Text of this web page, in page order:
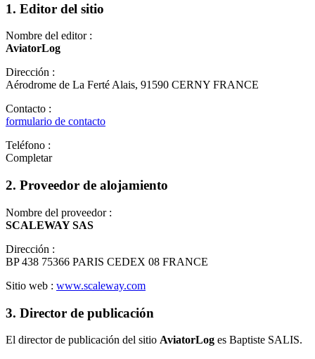
1. Editor del sitio
Nombre del editor :
AviatorLog
Dirección :
Aérodrome de La Ferté Alais, 91590 CERNY FRANCE
Contacto :
formulario de contacto
Teléfono :
Completar
2. Proveedor de alojamiento
Nombre del proveedor :
SCALEWAY SAS
Dirección :
BP 438 75366 PARIS CEDEX 08 FRANCE
Sitio web : www.scaleway.com
3. Director de publicación
El director de publicación del sitio AviatorLog es Baptiste SALIS.